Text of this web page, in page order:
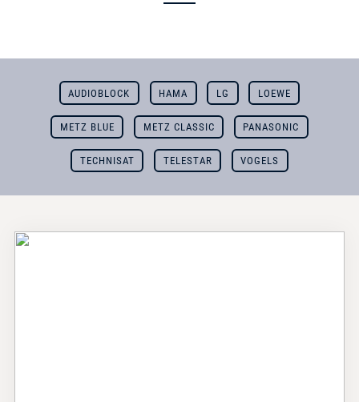
AUDIOBLOCK HAMA LG LOEWE
METZ BLUE METZ CLASSIC PANASONIC
TECHNISAT TELESTAR VOGELS